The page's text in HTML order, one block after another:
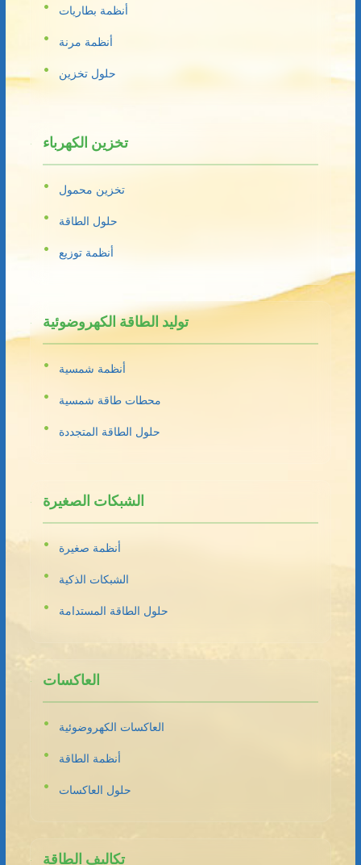
أنظمة بطاريات
أنظمة مرنة
حلول تخزين
تخزين الكهرباء
تخزين محمول
حلول الطاقة
أنظمة توزيع
توليد الطاقة الكهروضوئية
أنظمة شمسية
محطات طاقة شمسية
حلول الطاقة المتجددة
الشبكات الصغيرة
أنظمة صغيرة
الشبكات الذكية
حلول الطاقة المستدامة
العاكسات
العاكسات الكهروضوئية
أنظمة الطاقة
حلول العاكسات
تكاليف الطاقة